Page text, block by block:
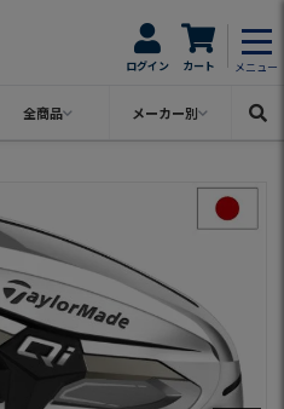
ログイン カート メニュー
全商品 メーカー別